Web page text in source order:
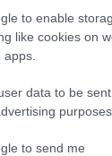
to enable
like cookies on
data to be
purposes.
to send me
μέλη του
σε
από το
ΔΙΑΦΗΜΙΣΗ